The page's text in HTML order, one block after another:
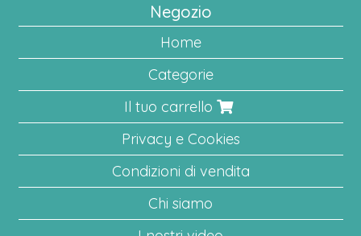
Negozio
Home
Categorie
Il tuo carrello
Privacy e Cookies
Condizioni di vendita
Chi siamo